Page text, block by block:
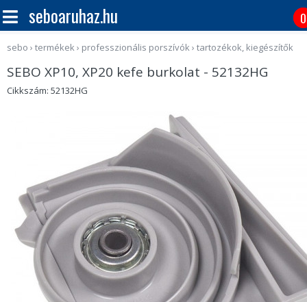
seboaruhaz.hu 0
sebo › termékek› professzionális porszívók› tartozékok, kiegészítők
SEBO XP10, XP20 kefe burkolat - 52132HG
Cikkszám: 52132HG